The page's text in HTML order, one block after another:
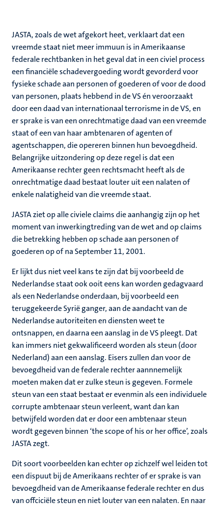
JASTA, zoals de wet afgekort heet, verklaart dat een
vreemde staat niet meer immuun is in Amerikaanse
federale rechtbanken in het geval dat in een civiel process
een financiële schadevergoeding wordt gevorderd voor
fysieke schade aan personen of goederen of voor de dood
van personen, plaats hebbend in de VS én veroorzaakt
door een daad van internationaal terrorisme in de VS, en
er sprake is van een onrechtmatige daad van een vreemde
staat of een van haar ambtenaren of agenten of
agentschappen, die opereren binnen hun bevoegdheid.
Belangrijke uitzondering op deze regel is dat een
Amerikaanse rechter geen rechtsmacht heeft als de
onrechtmatige daad bestaat louter uit een nalaten of
enkele nalatigheid van die vreemde staat.
JASTA ziet op alle civiele claims die aanhangig zijn op het
moment van inwerkingtreding van de wet and op claims
die betrekking hebben op schade aan personen of
goederen op of na September 11, 2001.
Er lijkt dus niet veel kans te zijn dat bij voorbeeld de
Nederlandse staat ook ooit eens kan worden gedagvaard
als een Nederlandse onderdaan, bij voorbeeld een
teruggekeerde Syrië ganger, aan de aandacht van de
Nederlandse autoriteiten en diensten weet te
ontsnappen, en daarna een aanslag in de VS pleegt. Dat
kan immers niet gekwalificeerd worden als steun (door
Nederland) aan een aanslag. Eisers zullen dan voor de
bevoegdheid van de federale rechter aannnemelijk
moeten maken dat er zulke steun is gegeven. Formele
steun van een staat bestaat er evenmin als een individuele
corrupte ambtenaar steun verleent, want dan kan
betwijfeld worden dat er door een ambtenaar steun
wordt gegeven binnen ‘the scope of his or her office’, zoals
JASTA zegt.
Dit soort voorbeelden kan echter op zichzelf wel leiden tot
een dispuut bij de Amerikaans rechter of er sprake is van
bevoegdheid van de Amerikaanse federale rechter en dus
van offciciële steun en niet louter van een nalaten. En naar